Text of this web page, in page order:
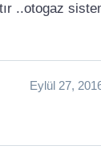
..otogaz
Eylül 27,